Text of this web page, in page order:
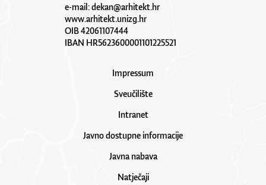
e-mail:dekan@arhitekt.hr
www.arhitekt.unizg.hr
OIB 42061107444
IBAN HR5623600001101225521
Impressum
Sveučilište
Intranet
Javno dostupne informacije
Javna nabava
Natječaji